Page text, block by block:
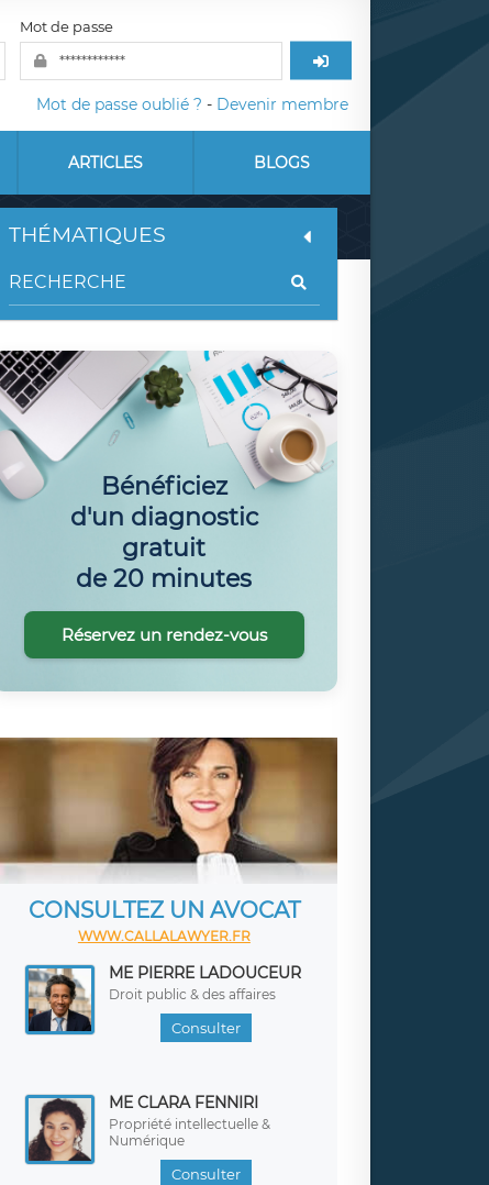
Mot de passe
Mot de passe oublié ? - Devenir membre
ARTICLES BLOGS
THÉMATIQUES
Bénéficiez
d'un diagnostic
gratuit
de 20 minutes
Réservez un rendez-vous
CONSULTEZ UN AVOCAT
WWW.CALLALAWYER.FR
ME PIERRE LADOUCEUR
Droit public & des affaires
Consulter
ME CLARA FENNIRI
Propriété intellectuelle &
Numérique
Consulter